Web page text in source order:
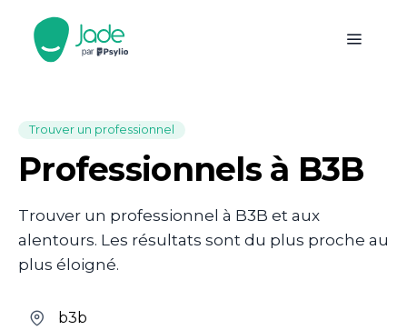
Trouver un professionnel
Professionnels à B3B
Trouver un professionnel à B3B et aux
alentours. Les résultats sont du plus proche au
plus éloigné.